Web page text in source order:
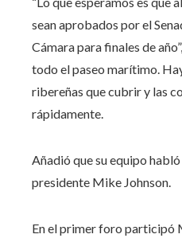
sean aprobados por el
Cámara para finales de
todo el paseo marítimo.
ribereñas que cubrir y las
rápidamente.
Añadió que su equipo
presidente Mike Johnson.
En el primer foro participó